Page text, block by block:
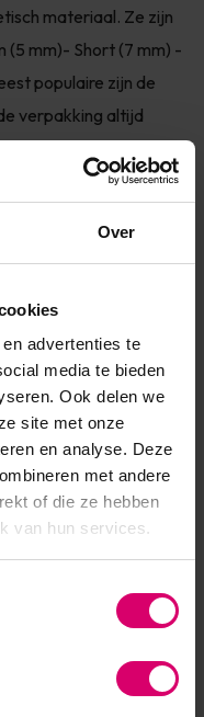
Over
advertenties te
media te bieden
Ook delen we
site met onze
en analyse. Deze
met andere
of die ze hebben
van hun services.
materiaal. Ze zijn
(5 mm)- Short (7 mm) -
populaire zijn de
verpakking altijd
worden vaak